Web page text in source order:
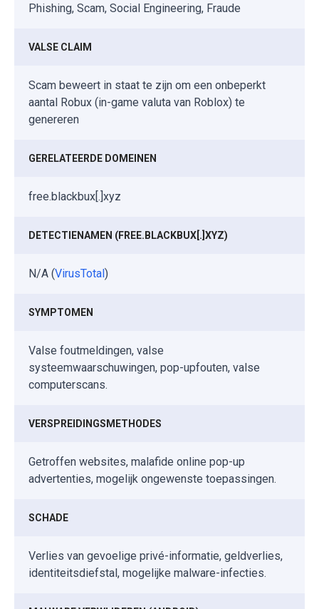
Phishing, Scam, Social Engineering, Fraude
VALSE CLAIM
Scam beweert in staat te zijn om een onbeperkt
aantal Robux (in-game valuta van Roblox) te
genereren
GERELATEERDE DOMEINEN
free.blackbux[.]xyz
DETECTIENAMEN (FREE.BLACKBUX[.]XYZ)
N/A (VirusTotal)
SYMPTOMEN
Valse foutmeldingen, valse
systeemwaarschuwingen, pop-upfouten, valse
computerscans.
VERSPREIDINGSMETHODES
Getroffen websites, malafide online pop-up
advertenties, mogelijk ongewenste toepassingen.
SCHADE
Verlies van gevoelige privé-informatie, geldverlies,
identiteitsdiefstal, mogelijke malware-infecties.